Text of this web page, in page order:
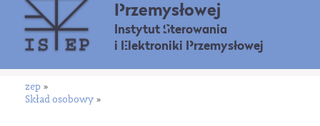
Przemysłowej
Instytut Sterowania
i Elektroniki Przemysłowej
zep »
Skład osobowy »